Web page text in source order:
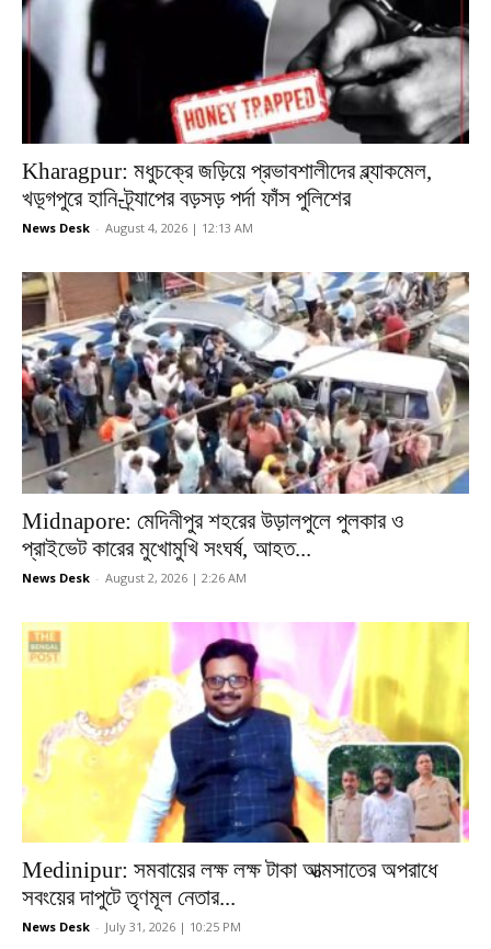
Kharagpur: মধুচক্রে জড়িয়ে প্রভাবশালীদের ব্ল্যাকমেল,
খড়্গপুরে হানি-ট্র্যাপের বড়সড় পর্দা ফাঁস পুলিশের
News Desk - August 4, 2026 | 12:13 AM
Midnapore: মেদিনীপুর শহরের উড়ালপুলে পুলকার ও
প্রাইভেট কারের মুখোমুখি সংঘর্ষ, আহত...
News Desk - August 2, 2026 | 2:26 AM
Medinipur: সমবায়ের লক্ষ লক্ষ টাকা আত্মসাতের অপরাধে
সবংয়ের দাপুটে তৃণমূল নেতার...
News Desk - July 31, 2026 | 10:25 PM